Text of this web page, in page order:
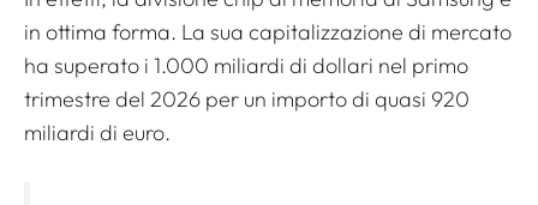
in ottima forma. La sua capitalizzazione di mercato
ha superato i 1.000 miliardi di dollari nel primo
trimestre del 2026 per un importo di quasi 920
miliardi di euro.